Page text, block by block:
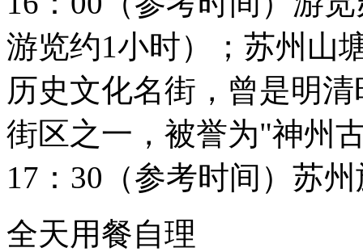
游览约1小时）；苏州山
历史文化名街，曾是明
街区之一，被誉为"神州
17：30（参考时间）苏
全天用餐自理